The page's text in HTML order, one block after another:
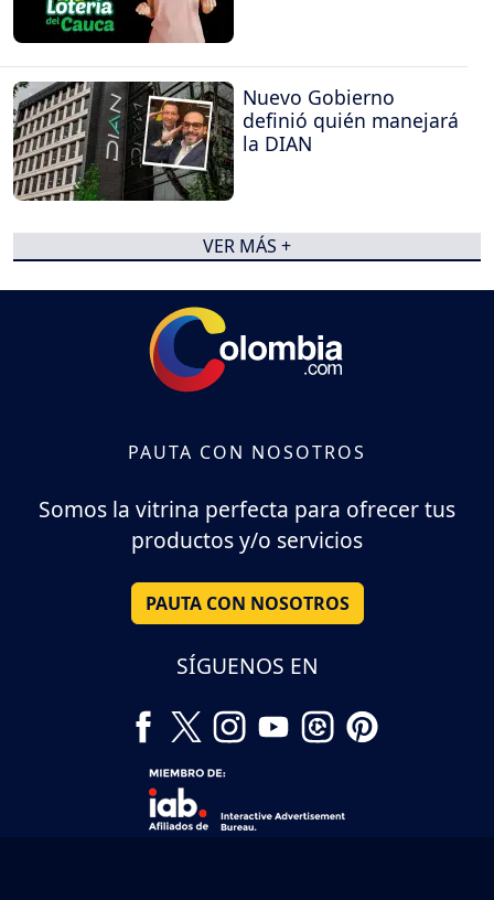
Nuevo Gobierno
definió quién manejará
la DIAN
VER MÁS +
PAUTA CON NOSOTROS
Somos la vitrina perfecta para ofrecer tus
productos y/o servicios
PAUTA CON NOSOTROS
SÍGUENOS EN